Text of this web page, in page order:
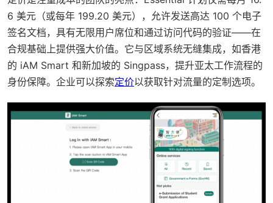
6 美元（或每年 199.20 美元），允许发送高达 100 个电子
签名文档，具有无限用户席位和通过访问代码的验证——在
合规基础上提供强大价值。它与区域系统无缝集成，如香港
的 iAM Smart 和新加坡的 Singpass，提升亚太工作流程的
身份保障。企业可以探索定价以获取针对流量的定制选项。